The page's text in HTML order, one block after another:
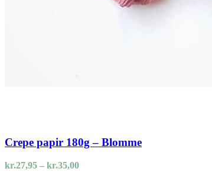
Crepe papir 180g – Blomme
kr.27,95 – kr.35,00Prisinterval: